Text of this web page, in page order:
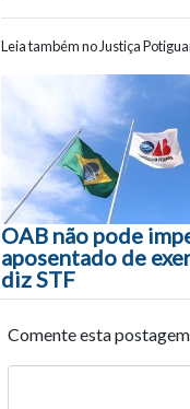
Leia também no Justiça
Navegação
OAB não pode
aposentado de
diz STF
Comente esta